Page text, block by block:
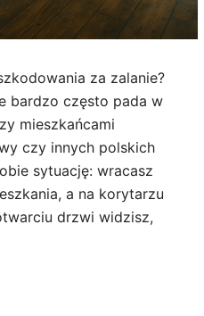
za zalanie?
bardzo często pada w
mieszkańcami
czy innych polskich
sytuację: wracasz
a na korytarzu
drzwi widzisz,